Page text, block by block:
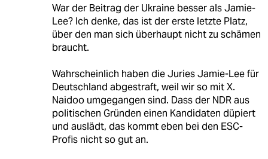
War der Beitrag der Ukraine besser als Jamie-
Lee? Ich denke, das ist der erste letzte Platz,
über den man sich überhaupt nicht zu schämen
braucht.
Wahrscheinlich haben die Juries Jamie-Lee für
Deutschland abgestraft, weil wir so mit X.
Naidoo umgegangen sind. Dass der NDR aus
politischen Gründen einen Kandidaten düpiert
und auslädt, das kommt eben bei den ESC-
Profis nicht so gut an.